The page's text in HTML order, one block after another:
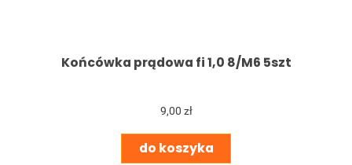
Końcówka prądowa fi 1,0 8/M6 5szt
9,00 zł
do koszyka